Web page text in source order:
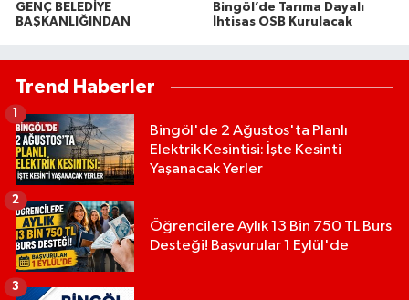
GENÇ BELEDİYE
BAŞKANLIĞINDAN
Bingöl’de Tarıma Dayalı
İhtisas OSB Kurulacak
Trend Haberler
Bingöl'de 2 Ağustos'ta Planlı
Elektrik Kesintisi: İşte Kesinti
Yaşanacak Yerler
Öğrencilere Aylık 13 Bin 750 TL Burs
Desteği! Başvurular 1 Eylül'de
2
3